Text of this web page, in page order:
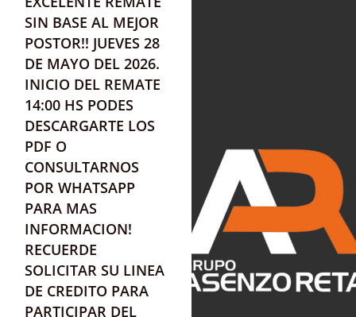
SIN BASE AL MEJOR
POSTOR!! JUEVES 28
DE MAYO DEL 2026.
INICIO DEL REMATE
14:00 HS PODES
DESCARGARTE LOS
PDF O
CONSULTARNOS
POR WHATSAPP
PARA MAS
INFORMACION!
RECUERDE
SOLICITAR SU LINEA
DE CREDITO PARA
PARTICIPAR DEL